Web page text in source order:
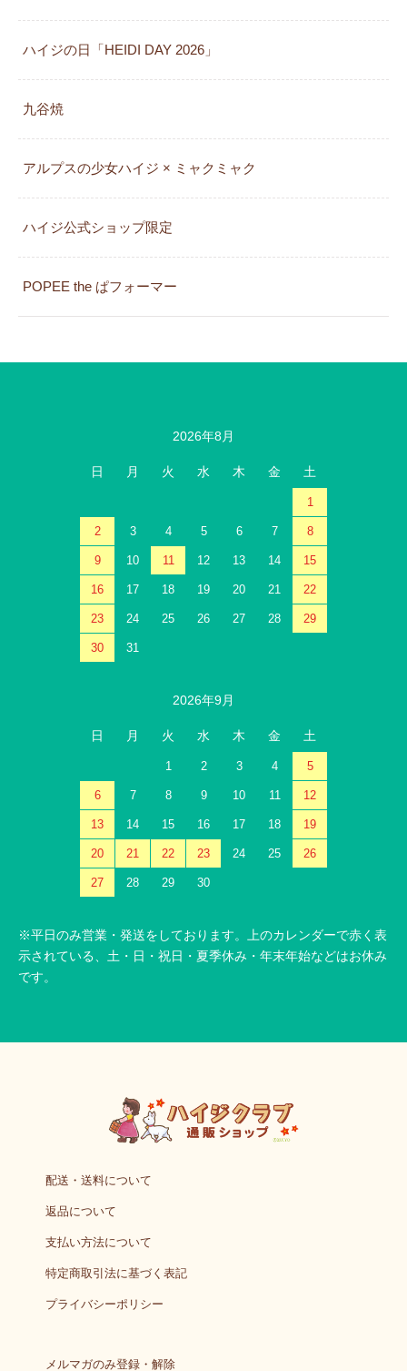
ハイジの日「HEIDI DAY 2026」
九谷焼
アルプスの少女ハイジ × ミャクミャク
ハイジ公式ショップ限定
POPEE the ぱフォーマー
2026年8月
日 月 火 水 木 金 土
1
2 3 4 5 6 7 8
9 10 11 12 13 14 15
16 17 18 19 20 21 22
23 24 25 26 27 28 29
30 31
2026年9月
日 月 火 水 木 金 土
1 2 3 4 5
6 7 8 9 10 11 12
13 14 15 16 17 18 19
20 21 22 23 24 25 26
27 28 29 30
※平日のみ営業・発送をしております。上のカレンダーで赤く表
示されている、土・日・祝日・夏季休み・年末年始などはお休み
です。
配送・送料について
返品について
支払い方法について
特定商取引法に基づく表記
プライバシーポリシー
メルマガのみ登録・解除